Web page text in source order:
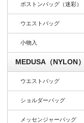
ボストンバッグ（迷彩）
ウエストバッグ
小物入
MEDUSA（NYLON）
ウエストバッグ
ショルダーバッグ
メッセンジャーバッグ